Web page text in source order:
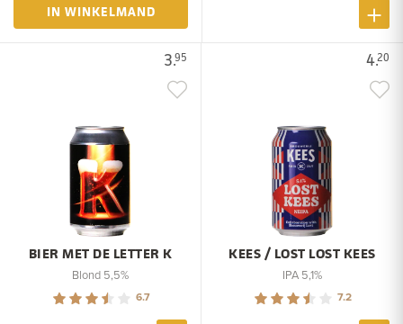
IN WINKELMAND
3.95
BIER MET DE LETTER K
Blond 5,5%
6.7
4.20
KEES / LOST LOST KEES
IPA 5,1%
7.2